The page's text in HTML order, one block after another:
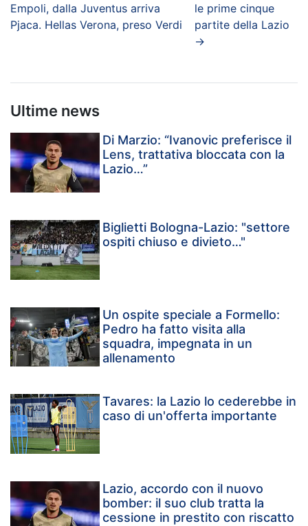
Empoli, dalla Juventus arriva
Pjaca. Hellas Verona, preso Verdi
le prime cinque
partite della Lazio
→
Ultime news
Di Marzio: “Ivanovic preferisce il
Lens, trattativa bloccata con la
Lazio…”
Biglietti Bologna-Lazio: "settore
ospiti chiuso e divieto…"
Un ospite speciale a Formello:
Pedro ha fatto visita alla
squadra, impegnata in un
allenamento
Tavares: la Lazio lo cederebbe in
caso di un'offerta importante
Lazio, accordo con il nuovo
bomber: il suo club tratta la
cessione in prestito con riscatto